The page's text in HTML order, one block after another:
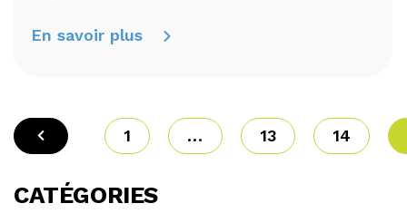
En savoir plus
1 ... 13 14
CATÉGORIES